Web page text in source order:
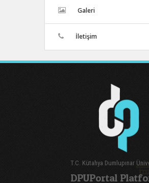
Galeri
İletişim
T.C. Kütahya Dumlupınar
DPUPortal